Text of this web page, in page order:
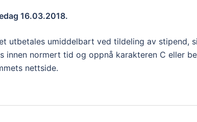
16.03.2018.
utbetales umiddelbart ved tildeling av stipend,
innen normert tid og oppnå karakteren C eller
nettside.